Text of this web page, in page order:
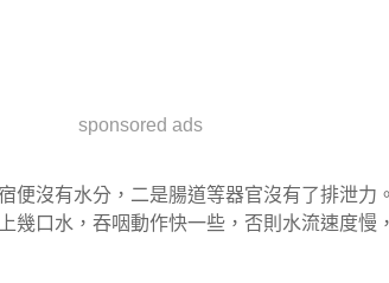
sponsored ads
便沒有水分，二是腸道等器官沒有了排泄力
幾口水，吞咽動作快一些，否則水流速度慢